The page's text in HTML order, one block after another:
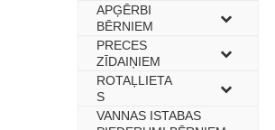
APĢĒRBI
BĒRNIEM
–
PRECES
ZĪDAIŅIEM
–
ROTAĻLIETA
S
–
VANNAS ISTABAS
–